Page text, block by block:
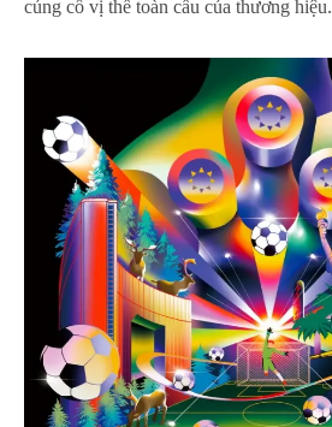
củng cố vị thế toàn cầu của thương hiệu.